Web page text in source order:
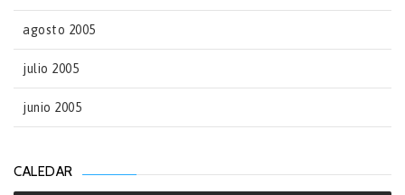
agosto 2005
julio 2005
junio 2005
CALEDAR